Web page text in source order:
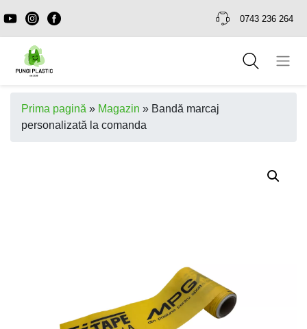
0743 236 264
Prima pagină » Magazin » Bandă marcaj
personalizată la comanda